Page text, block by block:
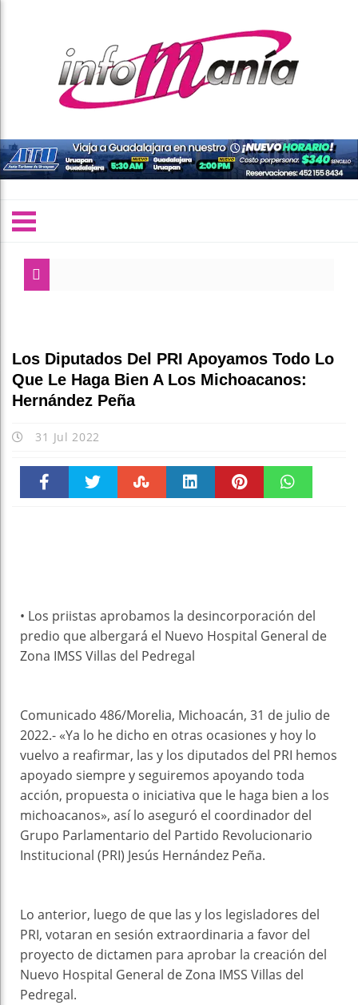
Los Diputados Del PRI Apoyamos Todo Lo
Que Le Haga Bien A Los Michoacanos:
Hernández Peña
31 Jul 2022
• Los priistas aprobamos la desincorporación del
predio que albergará el Nuevo Hospital General de
Zona IMSS Villas del Pedregal
Comunicado 486/Morelia, Michoacán, 31 de julio de
2022.- «Ya lo he dicho en otras ocasiones y hoy lo
vuelvo a reafirmar, las y los diputados del PRI hemos
apoyado siempre y seguiremos apoyando toda
acción, propuesta o iniciativa que le haga bien a los
michoacanos», así lo aseguró el coordinador del
Grupo Parlamentario del Partido Revolucionario
Institucional (PRI) Jesús Hernández Peña.
Lo anterior, luego de que las y los legisladores del
PRI, votaran en sesión extraordinaria a favor del
proyecto de dictamen para aprobar la creación del
Nuevo Hospital General de Zona IMSS Villas del
Pedregal.